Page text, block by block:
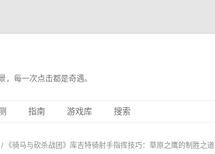
，每一次点击都是奇遇。
指南 游戏库 搜索
/ 《骑马与砍杀战团》库吉特骑射手指挥技巧：草原之鹰的制胜之道